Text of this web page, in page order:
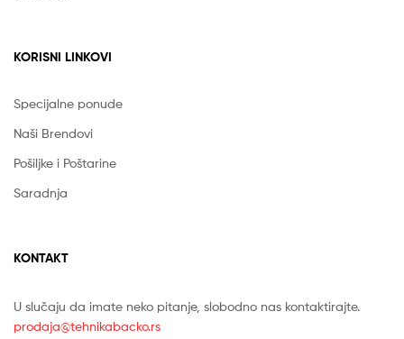
KORISNI LINKOVI
Specijalne ponude
Naši Brendovi
Pošiljke i Poštarine
Saradnja
KONTAKT
U slučaju da imate neko pitanje, slobodno nas kontaktirajte.
prodaja@tehnikabacko.rs